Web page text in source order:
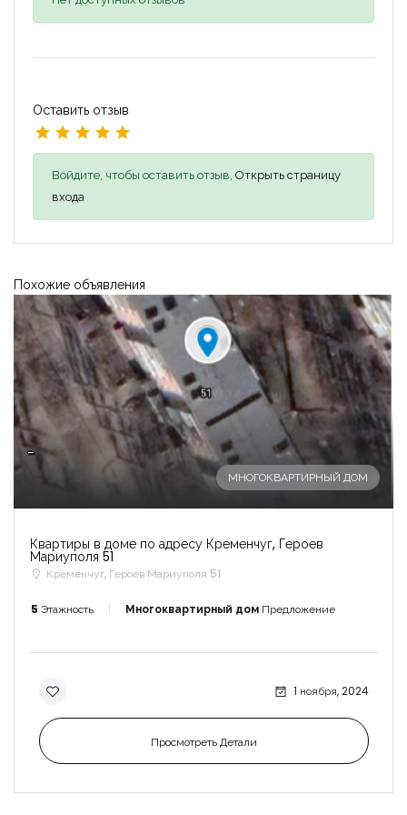
Оставить отзыв
Войдите, чтобы оставить отзыв, Открыть страницу
входа
Похожие объявления
-
МНОГОКВАРТИРНЫЙ ДОМ
Квартиры в доме по адресу Кременчуг, Героев
Мариуполя 51
Кременчуг, Героев Мариуполя 51
5 Этажность Многоквартирный дом Предложение
1 ноября, 2024
Просмотреть Детали